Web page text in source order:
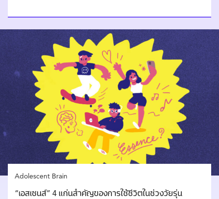
Adolescent Brain
“เอสเซนส์” 4 แก่นสำคัญของการใช้ชีวิตในช่วงวัยรุ่น